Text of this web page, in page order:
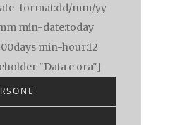
format:dd/mm/yy
min-date:today
min-hour:12
"Data e ora"]